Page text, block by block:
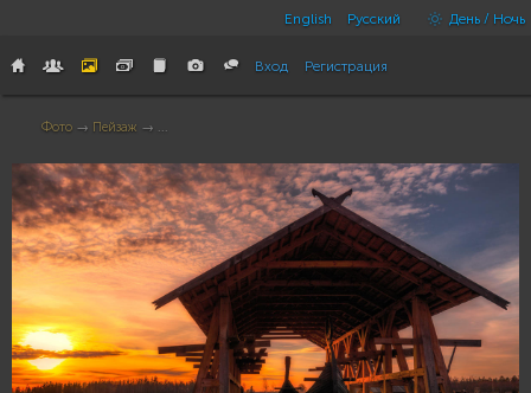
English Русский День / Ночь
Вход Регистрация
Фото → Пейзаж → ...